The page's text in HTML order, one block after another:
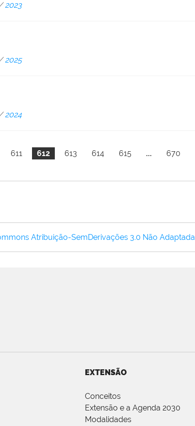
2023
2025
2024
611 612 613 614 615 ... 670
Atribuição-SemDerivações 3.0 Não Adaptada
EXTENSÃO
Conceitos
Extensão e a Agenda 2030
Modalidades